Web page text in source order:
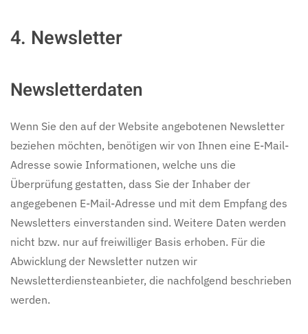
4. Newsletter
Newsletter­daten
Wenn Sie den auf der Website angebotenen Newsletter
beziehen möchten, benötigen wir von Ihnen eine E-Mail-
Adresse sowie Informationen, welche uns die
Überprüfung gestatten, dass Sie der Inhaber der
angegebenen E-Mail-Adresse und mit dem Empfang des
Newsletters einverstanden sind. Weitere Daten werden
nicht bzw. nur auf freiwilliger Basis erhoben. Für die
Abwicklung der Newsletter nutzen wir
Newsletterdiensteanbieter, die nachfolgend beschrieben
werden.